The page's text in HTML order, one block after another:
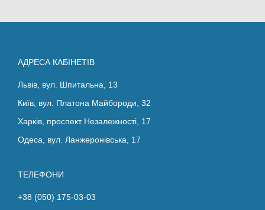
АДРЕСА КАБІНЕТІВ
Львів, вул. Шпитальна, 13
Київ, вул. Платона Майбороди, 32
Харків, проспект Незалежності, 17
Одеса, вул. Ланжеронівська, 17
ТЕЛЕФОНИ
+38 (050) 175-03-03